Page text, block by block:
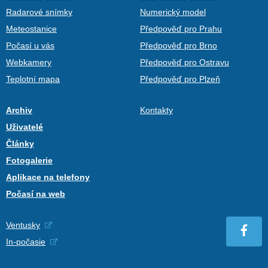
Radarové snímky
Meteostanice
Počasí u vás
Webkamery
Teplotní mapa
Numerický model
Předpověď pro Prahu
Předpověď pro Brno
Předpověď pro Ostravu
Předpověď pro Plzeň
Archiv
Uživatelé
Články
Fotogalerie
Aplikace na telefony
Počasí na web
Kontakty
Ventusky
In-počasie